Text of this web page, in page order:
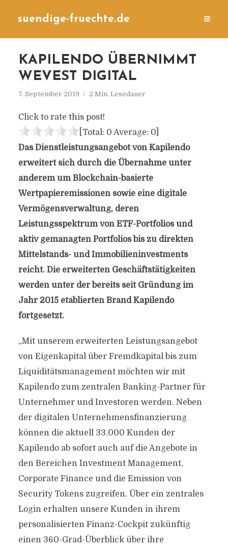
suendige-fruechte.de
KAPILENDO ÜBERNIMMT
WEVEST DIGITAL
7. September 2019 2 Min. Lesedauer
Click to rate this post!
[Total: 0 Average: 0]
Das Dienstleistungsangebot von Kapilendo
erweitert sich durch die Übernahme unter
anderem um Blockchain-basierte
Wertpapieremissionen sowie eine digitale
Vermögensverwaltung, deren
Leistungsspektrum von ETF-Portfolios und
aktiv gemanagten Portfolios bis zu direkten
Mittelstands- und Immobilieninvestments
reicht. Die erweiterten Geschäftstätigkeiten
werden unter der bereits seit Gründung im
Jahr 2015 etablierten Brand Kapilendo
fortgesetzt.
„Mit unserem erweiterten Leistungsangebot
von Eigenkapital über Fremdkapital bis zum
Liquiditätsmanagement möchten wir mit
Kapilendo zum zentralen Banking-Partner für
Unternehmer und Investoren werden. Neben
der digitalen Unternehmensfinanzierung
können die aktuell 33.000 Kunden der
Kapilendo ab sofort auch auf die Angebote in
den Bereichen Investment Management,
Corporate Finance und die Emission von
Security Tokens zugreifen. Über ein zentrales
Login erhalten unsere Kunden in ihrem
personalisierten Finanz-Cockpit zukünftig
einen 360-Grad-Überblick über ihre